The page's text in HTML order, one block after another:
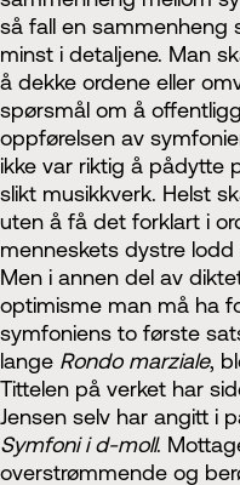
så fall en sammenheng
minst i detaljene. Man
å dekke ordene eller
spørsmål om å
oppførelsen av
ikke var riktig å pådytte
slikt musikkverk. Helst
uten å få det forklart i
menneskets dystre
Men i annen del av
optimisme man må ha
symfoniens to første
lange Rondo marziale,
Tittelen på verket har
Jensen selv har angitt i
Symfoni i d-moll.
overstrømmende og